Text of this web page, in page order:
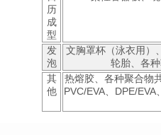
历
成
型
发
泡
文胸罩杯（泳衣用）
轮胎、各
其
他
热熔胶、各种聚合物
PVC/EVA、DPE/